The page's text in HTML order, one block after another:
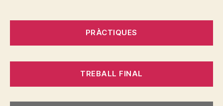
PRÀCTIQUES
TREBALL FINAL